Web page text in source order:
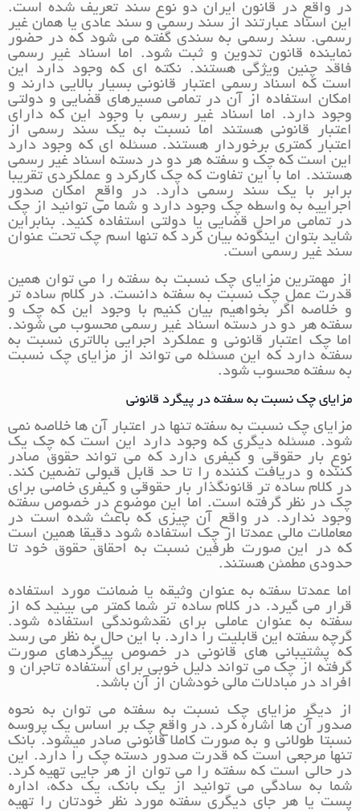
در واقع در قانون ایران دو نوع سند تعریف شده است.
این اسناد عبارتند از سند رسمی و سند عادی یا همان غیر
رسمی. سند رسمی به سندی گفته می شود که در حضور
نماینده قانون تدوین و ثبت شود. اما اسناد غیر رسمی
فاقد چنین ویژگی هستند. نکته ای که وجود دارد این
است که اسناد رسمی اعتبار قانونی بسیار بالایی دارند و
امکان استفاده از آن در تمامی مسیرهای قضایی و دولتی
وجود دارد. اما اسناد غیر رسمی با وجود این که دارای
اعتبار قانونی هستند اما نسبت به یک سند رسمی از
اعتبار کمتری برخوردار هستند. مسئله ای که وجود دارد
این است که چک و سفته هر دو در دسته اسناد غیر رسمی
هستند. اما با این تفاوت که چک کارکرد و عملکردی تقریبا
برابر با یک سند رسمی دارد. در واقع امکان صدور
اجراییه به واسطه چک وجود دارد و شما می توانید از چک
در تمامی مراحل قضایی یا دولتی استفاده کنید. بنابراین
شاید بتوان اینگونه بیان کرد که تنها اسم چک تحت عنوان
سند غیر رسمی است.
از مهمترین مزایای چک نسبت به سفته را می توان همین
قدرت عمل چک نسبت به سفته دانست. در کلام ساده تر
و خلاصه اگر بخواهیم بیان کنیم با وجود این که چک و
سفته هر دو در دسته اسناد غیر رسمی محسوب می شوند.
اما چک اعتبار قانونی و عملکرد اجرایی بالاتری نسبت به
سفته دارد که این مسئله می تواند از مزایای چک نسبت
به سفته محسوب شود.
مزایای چک نسبت به سفته در پیگرد قانونی
مزایای چک نسبت به سفته تنها در اعتبار آن ها خلاصه نمی
شود. مسئله دیگری که وجود دارد این است که چک یک
نوع بار حقوقی و کیفری دارد که می تواند حقوق صادر
کننده و دریافت کننده را تا حد قابل قبولی تضمین کند.
در کلام ساده تر قانونگذار بار حقوقی و کیفری خاصی برای
چک در نظر گرفته است. اما این موضوع در خصوص سفته
وجود ندارد. در واقع آن چیزی که باعث شده است در
معاملات مالی عمدتا از چک استفاده شود دقیقا همین است
که در این صورت طرفین نسبت به احقاق حقوق خود تا
حدودی مطمئن هستند.
اما عمدتا سفته به عنوان وثیقه یا ضمانت مورد استفاده
قرار می گیرد. در کلام ساده تر شما کمتر می بینید که از
سفته به عنوان عاملی برای نقدشوندگی استفاده شود.
گرچه سفته این قابلیت را دارد. با این حال به نظر می رسد
که پشتیبانی های قانونی در خصوص پیگردهای صورت
گرفته از چک می تواند دلیل خوبی برای استفاده تاجران و
افراد در مبادلات مالی خودشان از آن باشد.
از دیگر مزایای چک نسبت به سفته می توان به نحوه
صدور آن ها اشاره کرد. در واقع چک بر اساس یک پروسه
نسبتا طولانی و به صورت کاملا قانونی صادر میشود. بانک
تنها مرجعی است که قدرت صدور دسته چک را دارد. این
در حالی است که سفته را می توان از هر جایی تهیه کرد.
شما به سادگی می توانید از یک بانک، یک دکه، اداره
پست یا هر جای دیگری سفته مورد نظر خودتان را تهیه